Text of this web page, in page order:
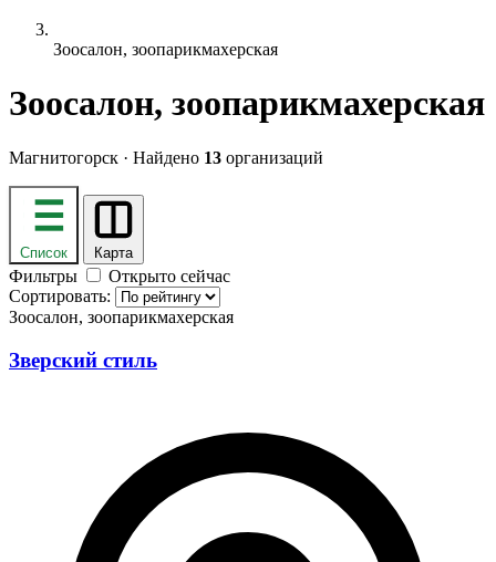
Зоосалон, зоопарикмахерская
Зоосалон, зоопарикмахерская
Магнитогорск · Найдено 13 организаций
Список Карта
Фильтры
Открыто сейчас
Сортировать:
Зоосалон, зоопарикмахерская
Зверский стиль